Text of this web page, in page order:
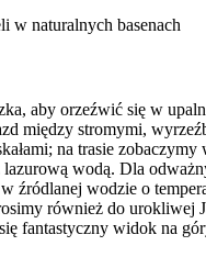
w naturalnych basenach
aby orzeźwić się w
między stromymi,
na trasie zobaczymy
lazurową wodą. Dla
źródlanej wodzie o
również do urokliwej
fantastyczny widok na